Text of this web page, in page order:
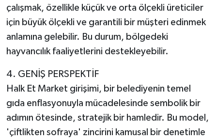
çalışmak, özellikle küçük ve orta ölçekli üreticiler
için büyük ölçekli ve garantili bir müşteri edinmek
anlamına gelebilir. Bu durum, bölgedeki
hayvancılık faaliyetlerini destekleyebilir.
4. GENİŞ PERSPEKTİF
Halk Et Market girişimi, bir belediyenin temel
gıda enflasyonuyla mücadelesinde sembolik bir
adımın ötesinde, stratejik bir hamledir. Bu model,
'çiftlikten sofraya' zincirini kamusal bir denetimle